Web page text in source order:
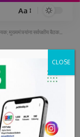
Font
Resizer
Aa
सर्वपक्षीय बैठक घेण्याची विनंती करणार”
विनंती
1 Min Read
CLOSE